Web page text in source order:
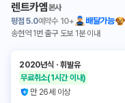
렌트카엠본사
평점 5.0예약수 10+ 배달가능
송현역 1번 출구 도보 1분 이내
2020년식 ㆍ휘발유
무료취소(1시간 이내)
만 26세 이상